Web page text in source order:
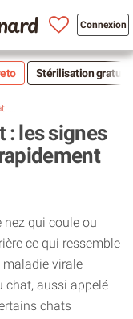
Connexion
Stérilisation
Coryza ou grippe du chat : les signes qui doivent vous alerter rapidement
: les signes
nez qui coule ou
ce qui ressemble
maladie virale
chat, aussi appelé
chats